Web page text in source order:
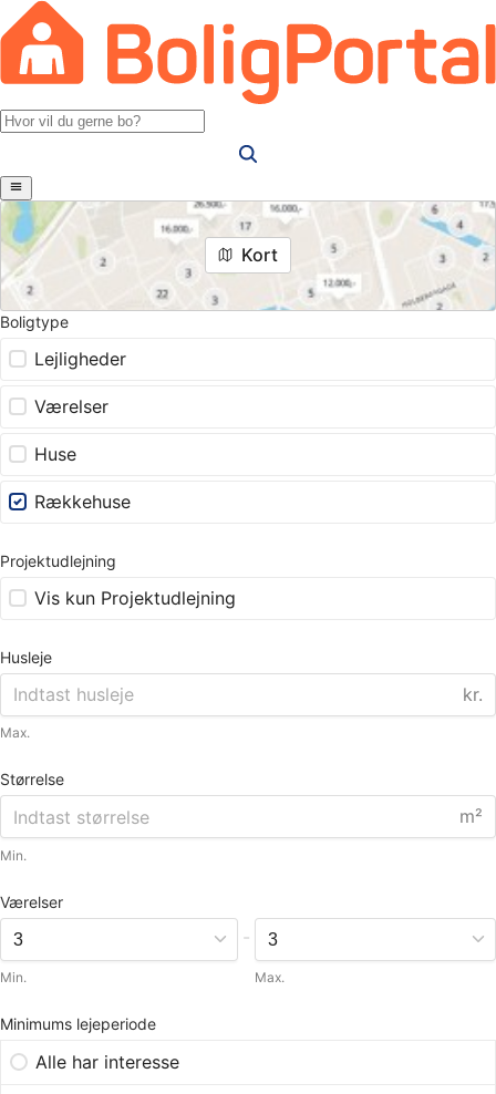
Kort
Boligtype
Lejligheder
Værelser
Huse
Rækkehuse
Projektudlejning
Vis kun Projektudlejning
Husleje
kr.
Max.
Størrelse
m²
Min.
Værelser
Min.
-
Max.
Minimums lejeperiode
Alle har interesse